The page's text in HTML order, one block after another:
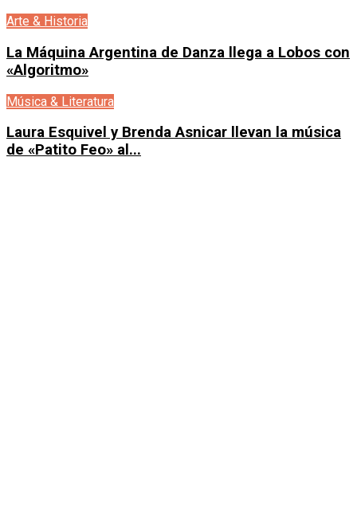
Arte & Historia
La Máquina Argentina de Danza llega a Lobos con
«Algoritmo»
Música & Literatura
Laura Esquivel y Brenda Asnicar llevan la música
de «Patito Feo» al...